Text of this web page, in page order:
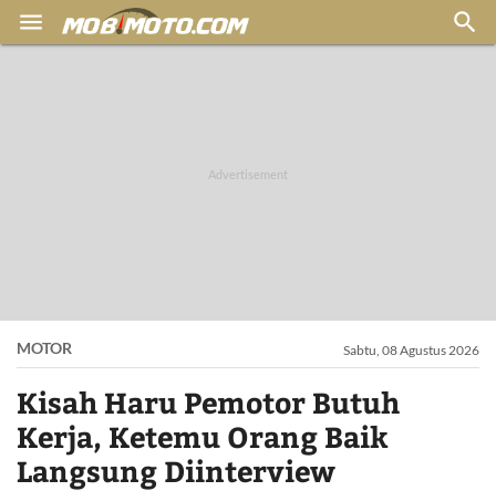
 
MOTOR Sabtu, 08 Agustus 2026
Kisah Haru Pemotor Butuh
Kerja, Ketemu Orang Baik
Langsung Diinterview